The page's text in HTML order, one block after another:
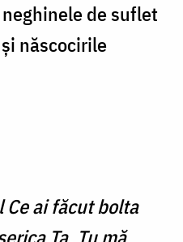
de suflet
născocirile
Ce ai făcut bolta